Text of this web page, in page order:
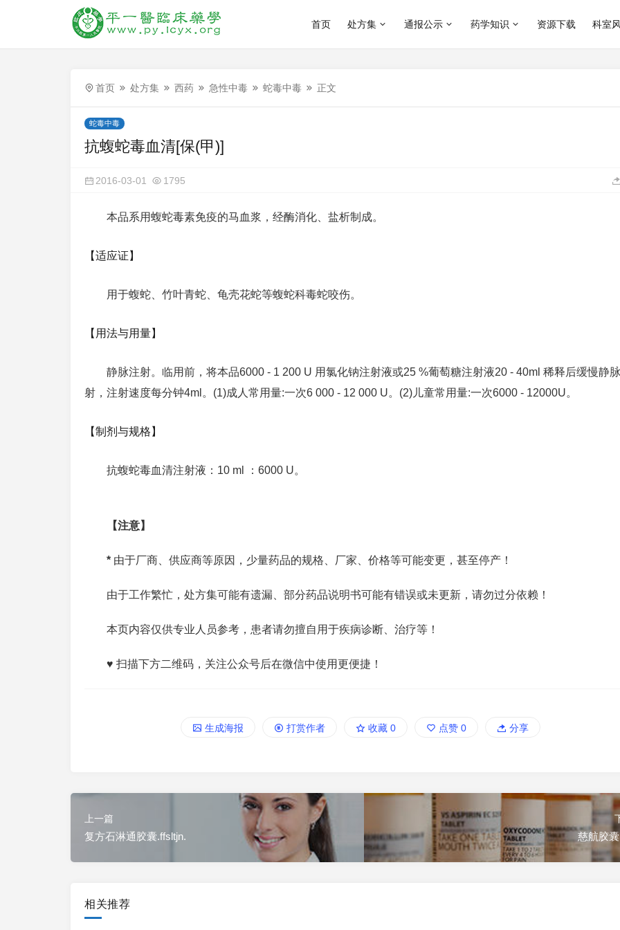
首页 处方集 通报公示 药学知识 资源下载 科室
首页 处方集 西药 急性中毒 蛇毒中毒 正文
蛇毒中毒
抗蝮蛇毒血清[保(甲)]
2016-03-01 1795
本品系用蝮蛇毒素免疫的马血浆，经酶消化、盐析制成。
【适应证】
用于蝮蛇、竹叶青蛇、龟壳花蛇等蝮蛇科毒蛇咬伤。
【用法与用量】
静脉注射。临用前，将本品6000 - 1 200 U 用氯化钠注射液或25 %葡萄糖注射液20 - 40ml 稀释后缓慢静
射，注射速度每分钟4ml。(1)成人常用量:一次6 000 - 12 000 U。(2)儿童常用量:一次6000 - 12000U。
【制剂与规格】
抗蝮蛇毒血清注射液：10 ml ：6000 U。
【注意】
* 由于厂商、供应商等原因，少量药品的规格、厂家、价格等可能变更，甚至停产！
由于工作繁忙，处方集可能有遗漏、部分药品说明书可能有错误或未更新，请勿过分依赖！
本页内容仅供专业人员参考，患者请勿擅自用于疾病诊断、治疗等！
♥ 扫描下方二维码，关注公众号后在微信中使用更便捷！
生成海报 打赏作者 收藏0 点赞 0 分享
上一篇
复方石淋通胶囊.ffsltjn. 慈航胶
相关推荐